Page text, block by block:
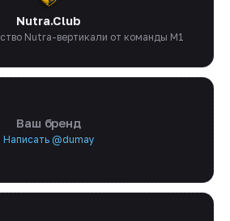
Nutra.Club
Nutra-вертикали от команды M1
Ваш бренд
Написать @dumay